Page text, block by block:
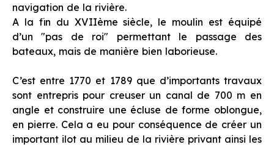
navigation de la rivière.
A la fin du XVIIème siècle, le moulin est équipé
d’un "pas de roi" permettant le passage des
bateaux, mais de manière bien laborieuse.
C’est entre 1770 et 1789 que d’importants travaux
sont entrepris pour creuser un canal de 700 m en
angle et construire une écluse de forme oblongue,
en pierre. Cela a eu pour conséquence de créer un
important ilot au milieu de la rivière privant ainsi les